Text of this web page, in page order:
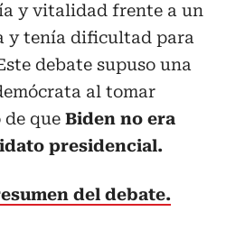
y vitalidad frente a un
y tenía dificultad para
debate supuso una
al tomar
que Biden no era
presidencial.
del debate.